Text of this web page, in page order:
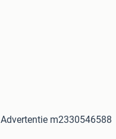
Advertentie m2330546588